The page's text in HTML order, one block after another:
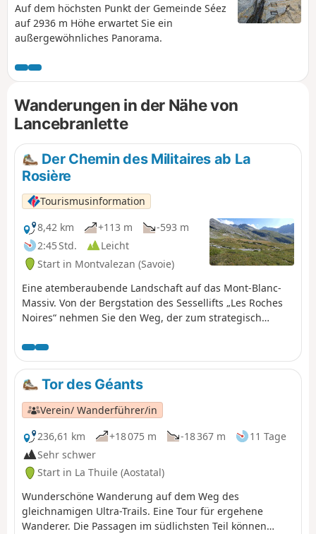
Auf dem höchsten Punkt der Gemeinde Séez
auf 2936 m Höhe erwartet Sie ein
außergewöhnliches Panorama.
Wanderungen in der Nähe von
Lancebranlette
Der Chemin des Militaires ab La
Rosière
Tourismusinformation
8,42 km
+113 m
-593 m
2:45 Std.
Leicht
Start in Montvalezan (Savoie)
Eine atemberaubende Landschaft auf das Mont-Blanc-
Massiv. Von der Bergstation des Sessellifts „Les Roches
Noires“ nehmen Sie den Weg, der zum strategisch
Höhe führt. Von dort aus bietet eine Hängebrücke einen
Blick auf den Mont Blanc.
Tor des Géants
Verein/ Wanderführer/in
236,61 km
+18 075 m -18 367 m
11 Tage
Sehr schwer
Start in La Thuile (Aostatal)
Wunderschöne Wanderung auf dem Weg des
gleichnamigen Ultra-Trails. Eine Tour für ergehene
Wanderer. Die Passagen im südlichsten Teil können